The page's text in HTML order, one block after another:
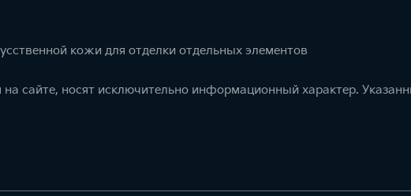
кожи для отделки отдельных элементов
сайте, носят исключительно информационный характер.